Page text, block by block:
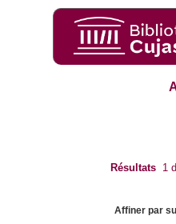
Résultats 1
Affiner par